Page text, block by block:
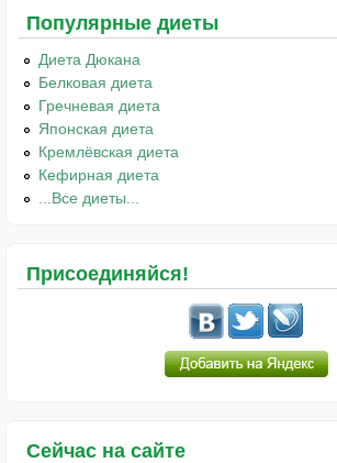
Популярные диеты
Диета Дюкана
Белковая диета
Гречневая диета
Японская диета
Кремлёвская диета
Кефирная диета
...Все диеты...
Присоединяйся!
Сейчас на сайте